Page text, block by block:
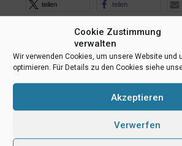
Cookie Zustimmung
verwalten
Wir verwenden Cookies, um unsere Website und
optimieren. Für Details zu den Cookies siehe
Akzeptieren
Verwerfen
teilen teilen
Ähnliche Beiträge